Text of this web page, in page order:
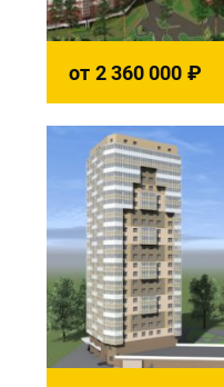
от 2 360 000 ₽